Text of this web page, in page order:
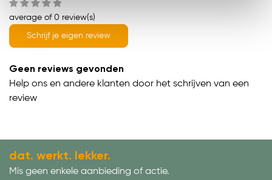
average of 0 review(s)
Schrijf je eigen review
Geen reviews gevonden
Help ons en andere klanten door het schrijven van een
review
dat. werkt. lekker.
Mis geen enkele aanbieding of actie.